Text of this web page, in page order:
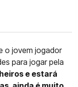
o jovem jogador
para jogar pela
e estará